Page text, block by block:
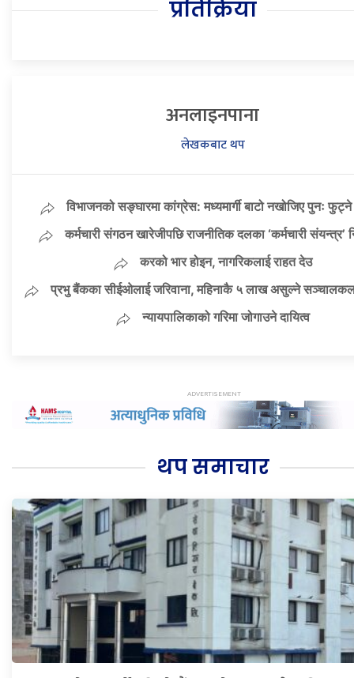
प्रतिक्रिया
अनलाइनपाना
लेखकबाट थप
विभाजनको सङ्घारमा कांग्रेस: मध्यमार्गी बाटो नखोजिए पुनः
कर्मचारी संगठन खारेजीपछि राजनीतिक दलका ‘कर्मचारी संयन्त्र’
करको भार होइन, नागरिकलाई राहत देउ
प्रभु बैंकका सीईओलाई जरिवाना, महिनाकै ५ लाख असुल्ने
न्यायपालिकाको गरिमा जोगाउने दायित्व
थप समाचार